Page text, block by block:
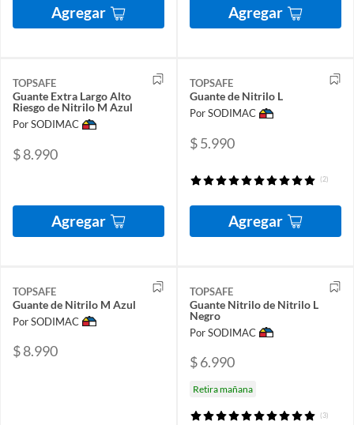
Agregar Agregar
TOPSAFE
Guante Extra Largo Alto
Riesgo de Nitrilo M Azul
Por SODIMAC
$ 8.990
Agregar
TOPSAFE
Guante de Nitrilo L
Por SODIMAC
$ 5.990
(2)
Agregar
TOPSAFE
Guante de Nitrilo M Azul
Por SODIMAC
$ 8.990
TOPSAFE
Guante Nitrilo de Nitrilo L
Negro
Por SODIMAC
$ 6.990
Retira mañana
(3)